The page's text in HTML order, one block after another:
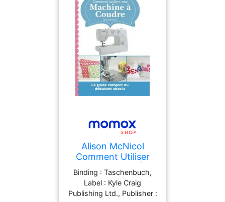
Alison McNicol
Comment Utiliser
Une Machine À
Coudre: Le Guide
Complet Du
Débutant Absolu
Binding : Taschenbuch,
Label : Kyle Craig
Publishing Ltd., Publisher :